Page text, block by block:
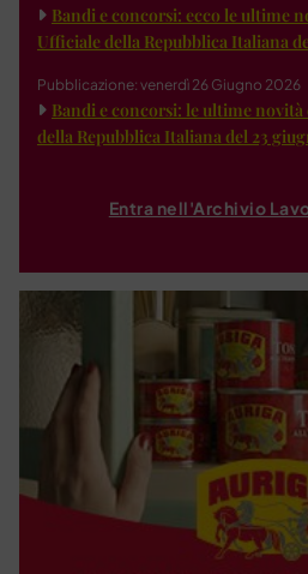
Bandi e concorsi: ecco le ultime
Ufficiale della Repubblica Italiana
Pubblicazione: venerdì 26 Giugno 2026
Bandi e concorsi: le ultime
della Repubblica Italiana del 23
Entra nell'Archivio